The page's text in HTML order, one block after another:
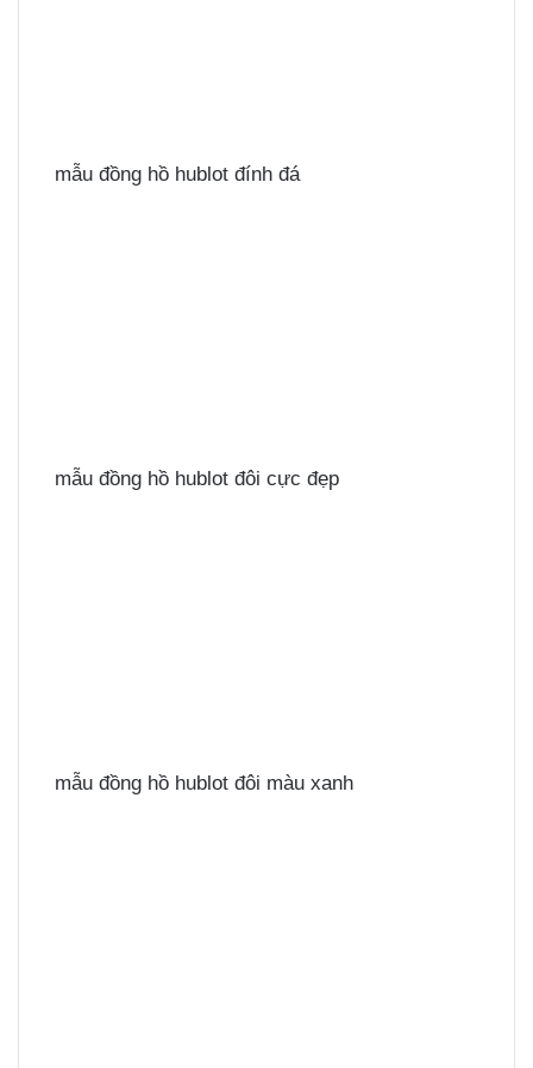
mẫu đồng hồ hublot đính đá
mẫu đồng hồ hublot đôi cực đẹp
mẫu đồng hồ hublot đôi màu xanh